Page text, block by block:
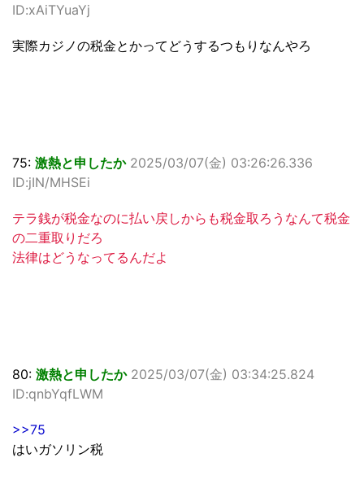
ID:xAiTYuaYj
実際カジノの税金とかってどうするつもりなんやろ
75: 激熱と申したか 2025/03/07(金) 03:26:26.336
ID:jIN/MHSEi
テラ銭が税金なのに払い戻しからも税金取ろうなんて税金
の二重取りだろ
法律はどうなってるんだよ
80: 激熱と申したか 2025/03/07(金) 03:34:25.824
ID:qnbYqfLWM
>>75
はいガソリン税